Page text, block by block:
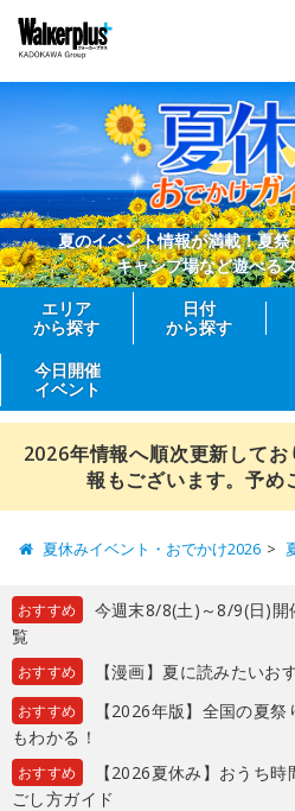
夏のイベント情報が満載！夏
キャンプ場など遊べる
エリア
から探す
日付
から探す
今日開催
イベント
2026年情報へ順次更新して
報もございます。予め
夏休みイベント・おでかけ2026
おすすめ
今週末8/8(土)～8/9(日)開
覧
おすすめ 【漫画】夏に読みたいお
おすすめ
【2026年版】全国の夏
もわかる！
おすすめ
【2026夏休み】おうち
ごし方ガイド